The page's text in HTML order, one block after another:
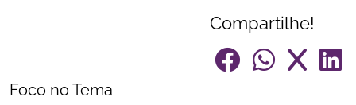
Compartilhe!
Foco no Tema